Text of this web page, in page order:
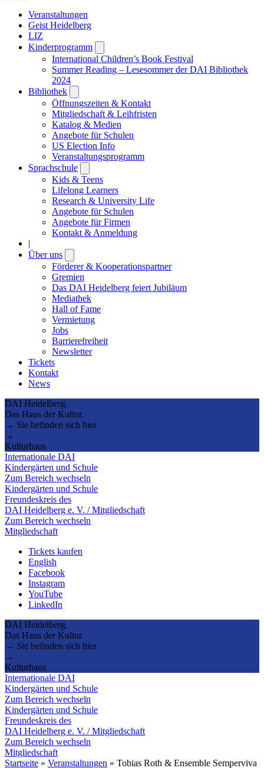
Veranstaltungen
Geist Heidelberg
LIZ
Kinderprogramm
submenu
International Children’s Book Festival
Summer Reading – Lesesommer der DAI Bibliothek
2024
Bibliothek
submenu
Öffnungszeiten & Kontakt
Mitgliedschaft & Leihfristen
Katalog & Medien
Angebote für Schulen
US Election Info
Veranstaltungsprogramm
Sprachschule
submenu
Kids & Teens
Lifelong Learners
Research & University Life
Angebote für Schulen
Angebote für Firmen
Kontakt & Anmeldung
|
Über uns
submenu
Förderer & Kooperationspartner
Gremien
Das DAI Heidelberg feiert Jubiläum
Mediathek
Hall of Fame
Vermietung
Jobs
Barrierefreiheit
Newsletter
Tickets
Kontakt
News
DAI Heidelberg.
Das Haus der Kultur.
→ Sie befinden sich hier
→
Kulturhaus
Internationale DAI
Kindergärten und Schule
Zum Bereich wechseln
Kindergärten und Schule
Freundeskreis des
DAI Heidelberg e. V. / Mitgliedschaft
Zum Bereich wechseln
Mitgliedschaft
Tickets kaufen
English
Facebook
Instagram
YouTube
LinkedIn
DAI Heidelberg.
Das Haus der Kultur.
→ Sie befinden sich hier
→
Kulturhaus
Internationale DAI
Kindergärten und Schule
Zum Bereich wechseln
Kindergärten und Schule
Freundeskreis des
DAI Heidelberg e. V. / Mitgliedschaft
Zum Bereich wechseln
Mitgliedschaft
Startseite » Veranstaltungen » Tobias Roth & Ensemble Semperviva